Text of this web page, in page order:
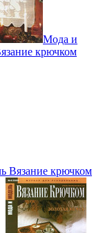
Мода и
крючком
Вязание крючком